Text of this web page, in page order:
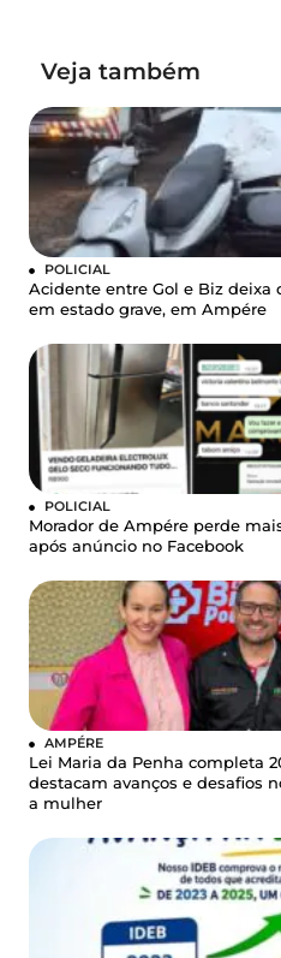
Veja também
POLICIAL
Acidente entre Gol e Biz deixa
em estado grave, em Ampére
POLICIAL
Morador de Ampére perde
após anúncio no Facebook
AMPÉRE
Lei Maria da Penha completa
destacam avanços e desafios
a mulher